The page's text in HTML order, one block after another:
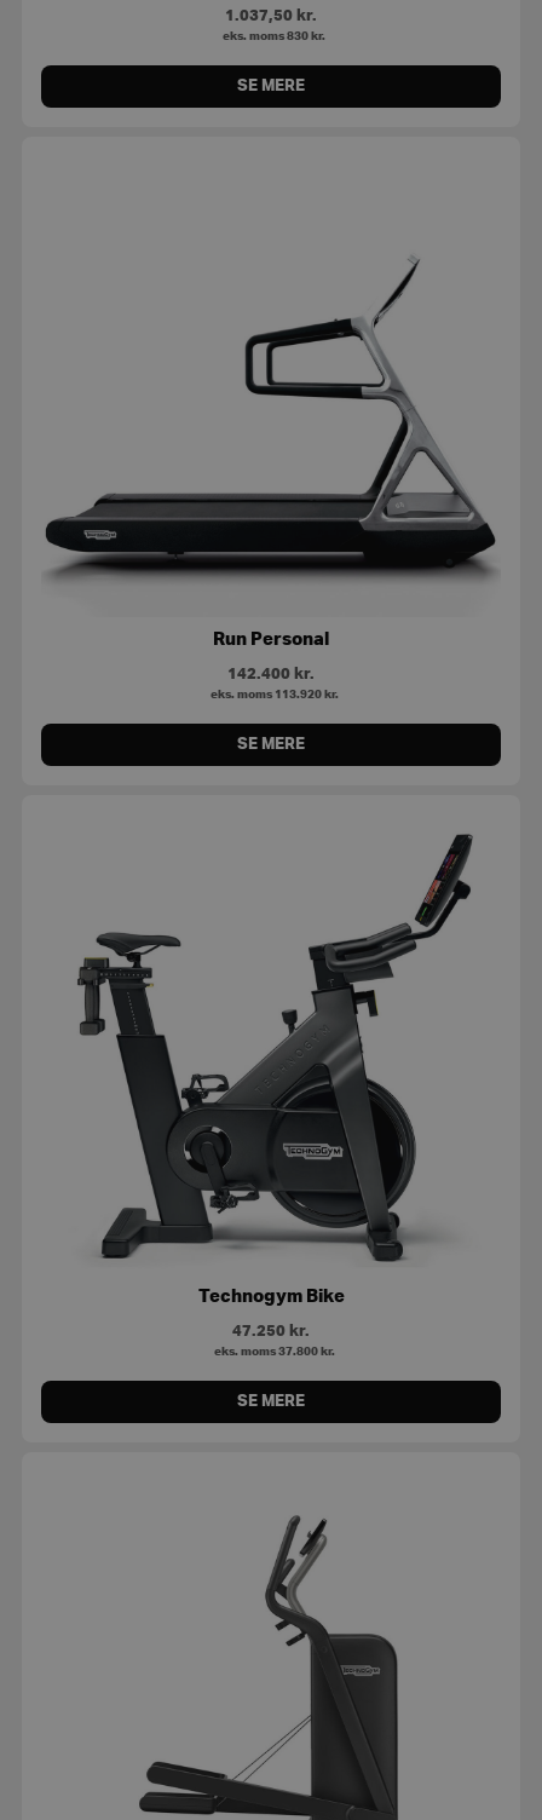
1.037,50 kr.
eks. moms 830 kr.
SE MERE
Run Personal
142.400 kr.
eks. moms 113.920 kr.
SE MERE
Technogym Bike
47.250 kr.
eks. moms 37.800 kr.
SE MERE